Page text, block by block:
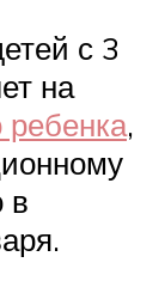
с 3
на
ребенка,
в